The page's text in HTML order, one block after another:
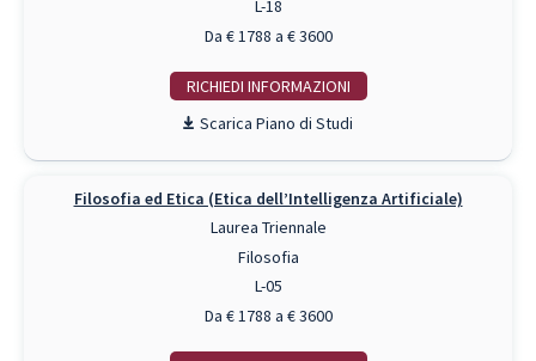
L-18
Da € 1788 a € 3600
RICHIEDI INFO
Piano di Studi
Filosofia ed Etica (Etica dell’Intelligenza Artificiale)
Laurea Triennale
Filosofia
L-05
Da € 1788 a € 3600